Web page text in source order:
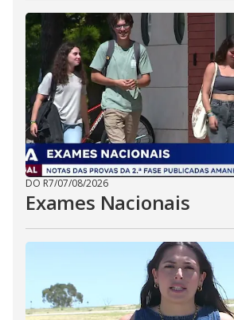
DO R7/07/08/2026
Exames Nacionais